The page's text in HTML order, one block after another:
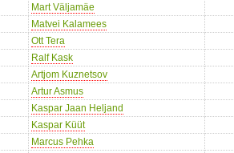
Mart Väljamäe
Matvei Kalamees
Ott Tera
Ralf Kask
Artjom Kuznetsov
Artur Asmus
Kaspar Jaan Heljand
Kaspar Küüt
Marcus Pehka